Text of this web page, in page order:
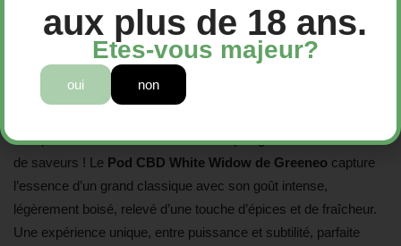
CBD pod White Widow – Greeneo
revisité…
Une première bouffée… et vous voilà plongé dans un tourbillon
de saveurs ! Le Pod CBD White Widow de Greeneo capture
l’essence d’un grand classique avec son goût intense,
légèrement boisé, relevé d’une touche d’épices et de fraîcheur.
Une expérience unique, entre puissance et subtilité, parfaite
aux plus de 18 ans.
Etes-vous majeur?
oui non